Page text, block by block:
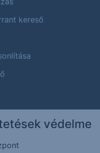
kereső
védelme